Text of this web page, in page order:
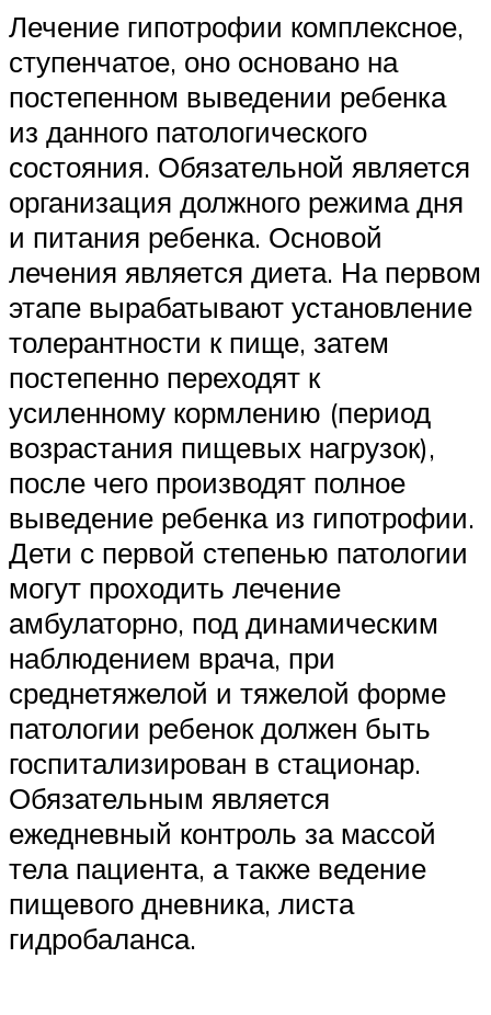
Лечение гипотрофии комплексное,
ступенчатое, оно основано на
постепенном выведении ребенка
из данного патологического
состояния. Обязательной является
организация должного режима дня
и питания ребенка. Основой
лечения является диета. На первом
этапе вырабатывают установление
толерантности к пище, затем
постепенно переходят к
усиленному кормлению (период
возрастания пищевых нагрузок),
после чего производят полное
выведение ребенка из гипотрофии.
Дети с первой степенью патологии
могут проходить лечение
амбулаторно, под динамическим
наблюдением врача, при
среднетяжелой и тяжелой форме
патологии ребенок должен быть
госпитализирован в стационар.
Обязательным является
ежедневный контроль за массой
тела пациента, а также ведение
пищевого дневника, листа
гидробаланса.